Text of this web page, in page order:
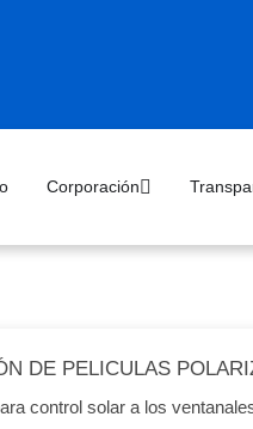
Corporación
DE PELICULAS
control solar a los